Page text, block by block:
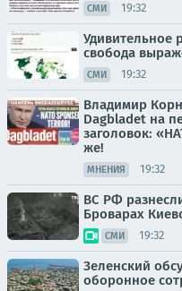
СМИ 19:32
Удивительное
свобода
СМИ 19:32
Владимир
Dagbladet на
заголовок:
же!
МНЕНИЯ 19:32
ВС РФ
Броварах
СМИ 19:32
Зеленский
оборонное